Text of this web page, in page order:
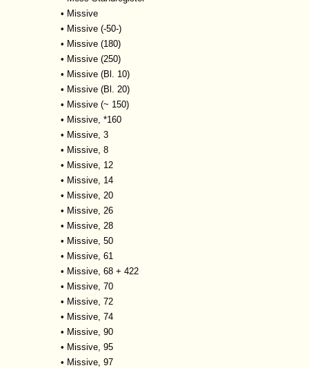
• Missive
• Missive (-50-)
• Missive (180)
• Missive (250)
• Missive (Bl. 10)
• Missive (Bl. 20)
• Missive (~ 150)
• Missive, *160
• Missive, 3
• Missive, 8
• Missive, 12
• Missive, 14
• Missive, 20
• Missive, 26
• Missive, 28
• Missive, 50
• Missive, 61
• Missive, 68 + 422
• Missive, 70
• Missive, 72
• Missive, 74
• Missive, 90
• Missive, 95
• Missive, 97